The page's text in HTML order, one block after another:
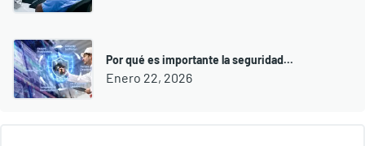
Por qué es importante la seguridad...
Enero 22, 2026